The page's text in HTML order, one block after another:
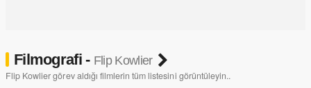
Filmografi - Flip Kowlier
Flip Kowlier görev aldığı filmlerin tüm listesini görüntüleyin..